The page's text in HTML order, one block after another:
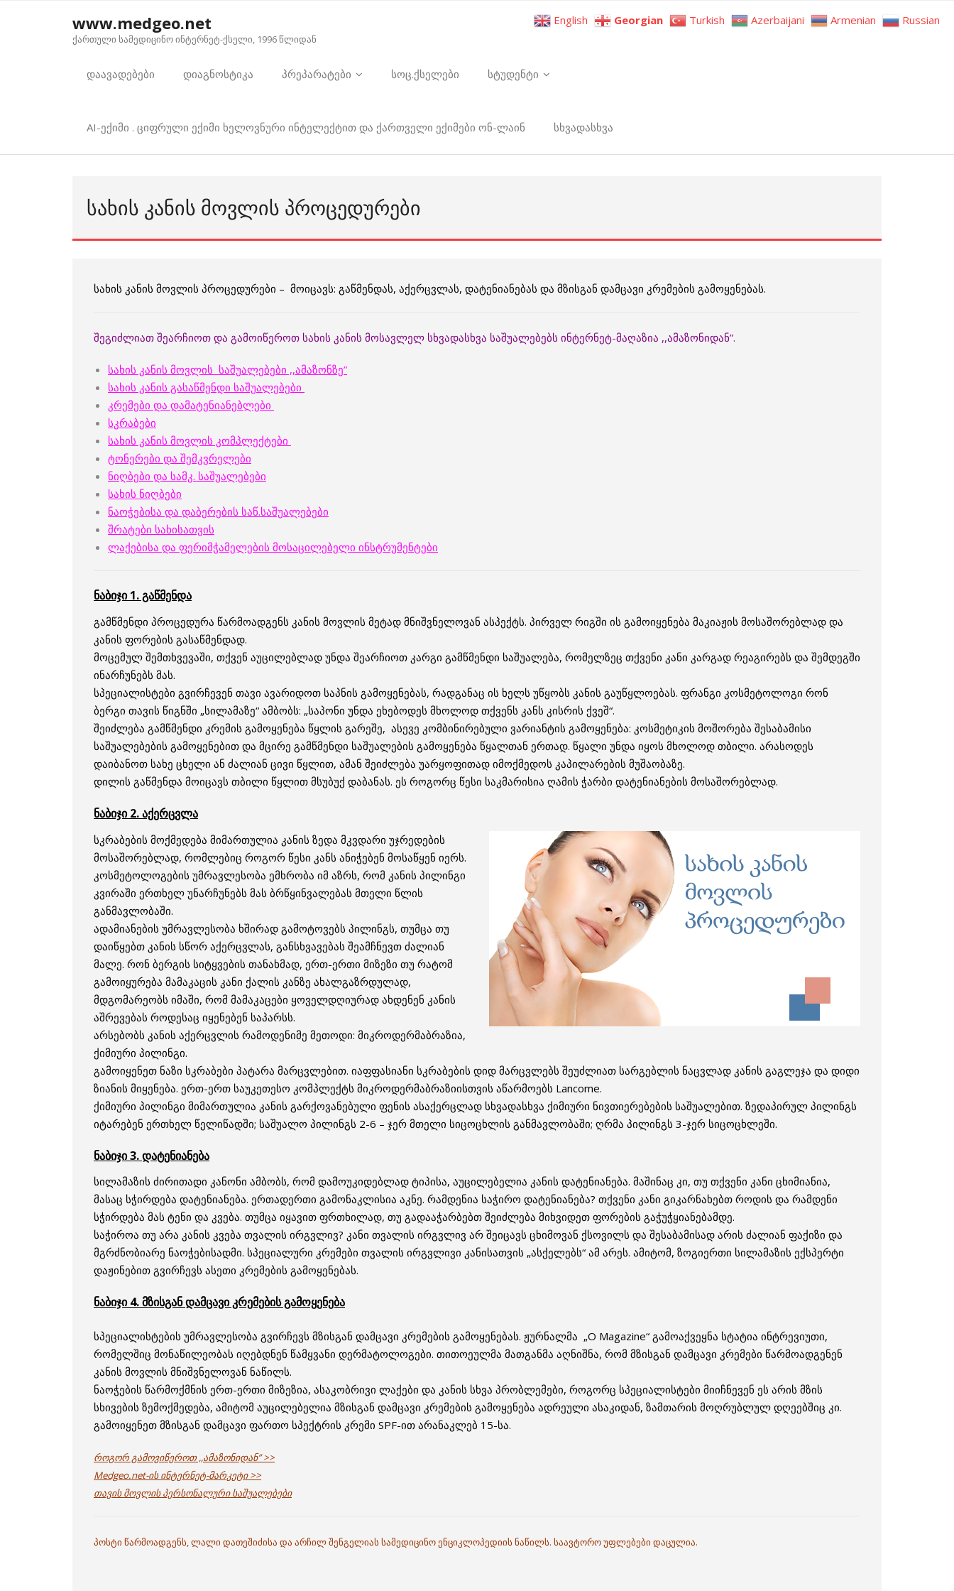
www.medgeo.net
ქართული სამედიცინო ინტერნეტ-ქსელი, 1996 წლიდან
დაავადებები დიაგნოსტიკა პრეპარატები სოც.ქსელები სტუდენტი
AI-ექიმი . ციფრული ექიმი ხელოვნური ინტელექტით და ქართველი ექიმები ონ-ლაინ სხვადასხვა
ᲡᲐᲮᲘᲡ ᲙᲐᲜᲘᲡ ᲛᲝᲕᲚᲘᲡ ᲞᲠᲝᲪᲔᲓᲣᲠᲔᲑᲘ
სახის კანის მოვლის პროცედურები – მოიცავს: გაწმენდას, აქერცვლას, დატენიანებას და მზისგან დამცავი კრემების გამოყენებას.
შეგიძლიათ შეარჩიოთ და გამოიწეროთ სახის კანის მოსავლელ სხვადასხვა საშუალებებს ინტერნეტ-მაღაზია ,,ამაზონიდან”.
სახის კანის მოვლის საშუალებები ,,ამაზონზე”
სახის კანის გასაწმენდი საშუალებები
კრემები და დამატენიანებლები
სკრაბები
სახის კანის მოვლის კომპლექტები
ტონერები და შემკვრელები
ნიღბები და სამკ. საშუალებები
სახის ნიღბები
ნაოჭებისა და დაბერების საწ.საშუალებები
შრატები სახისათვის
ლაქებისა და ფერიმჭამელების მოსაცილებელი ინსტრუმენტები
ნაბიჯი 1. გაწმენდა
გამწმენდი პროცედურა წარმოადგენს კანის მოვლის მეტად მნიშვნელოვან ასპექტს. პირველ რიგში ის გამოიყენება მაკიაჟის მოსაშორებლად და
კანის ფორების გასაწმენდად.
მოცემულ შემთხვევაში, თქვენ აუცილებლად უნდა შეარჩიოთ კარგი გამწმენდი საშუალება, რომელზეც თქვენი კანი კარგად რეაგირებს და შემდეგში
ინარჩუნებს მას.
სპეციალისტები გვირჩევენ თავი ავარიდოთ საპნის გამოყენებას, რადგანაც ის ხელს უწყობს კანის გაუწყლოებას. ფრანგი კოსმეტოლოგი რონ
ბერგი თავის წიგნში „სილამაზე“ ამბობს: „საპონი უნდა ეხებოდეს მხოლოდ თქვენს კანს კისრის ქვეშ“.
შეიძლება გამწმენდი კრემის გამოყენება წყლის გარეშე, ასევე კომბინირებული ვარიანტის გამოყენება: კოსმეტიკის მოშორება შესაბამისი
საშუალებების გამოყენებით და მცირე გამწმენდი საშუალების გამოყენება წყალთან ერთად. წყალი უნდა იყოს მხოლოდ თბილი. არასოდეს
დაიბანოთ სახე ცხელი ან ძალიან ცივი წყლით, ამან შეიძლება უარყოფითად იმოქმედოს კაპილარების მუშაობაზე.
დილის გაწმენდა მოიცავს თბილი წყლით მსუბუქ დაბანას. ეს როგორც წესი საკმარისია ღამის ჭარბი დატენიანების მოსაშორებლად.
ნაბიჯი 2. აქერცვლა
სკრაბების მოქმედება მიმართულია კანის ზედა მკვდარი უჯრედების
მოსაშორებლად, რომლებიც როგორ წესი კანს ანიჭებენ მოსაწყენ იერს.
კოსმეტოლოგების უმრავლესობა ემხრობა იმ აზრს, რომ კანის პილინგი
კვირაში ერთხელ უნარჩუნებს მას ბრწყინვალებას მთელი წლის
განმავლობაში.
ადამიანების უმრავლესობა ხშირად გამოტოვებს პილინგს, თუმცა თუ
დაიწყებთ კანის სწორ აქერცვლას, განსხვავებას შეამჩნევთ ძალიან
მალე. რონ ბერგის სიტყვების თანახმად, ერთ-ერთი მიზეზი თუ რატომ
გამოიყურება მამაკაცის კანი ქალის კანზე ახალგაზრდულად,
მდგომარეობს იმაში, რომ მამაკაცები ყოველდღიურად ახდენენ კანის
აშრევებას როდესაც იყენებენ საპარსს.
არსებობს კანის აქერცვლის რამოდენიმე მეთოდი: მიკროდერმაბრაზია,
ქიმიური პილინგი.
გამოიყენეთ ნაზი სკრაბები პატარა მარცვლებით. იაფფასიანი სკრაბების დიდ მარცვლებს შეუძლიათ სარგებლის ნაცვლად კანის გაგლეჯა და დიდი
ზიანის მიყენება. ერთ-ერთ საუკეთესო კომპლექტს მიკროდერმაბრაზიისთვის აწარმოებს Lancome.
ქიმიური პილინგი მიმართულია კანის გარქოვანებული ფენის ასაქერცლად სხვადასხვა ქიმიური ნივთიერებების საშუალებით. ზედაპირულ პილინგს
იტარებენ ერთხელ წელიწადში; საშუალო პილინგს 2-6 – ჯერ მთელი სიცოცხლის განმავლობაში; ღრმა პილინგს 3-ჯერ სიცოცხლეში.
ნაბიჯი 3. დატენიანება
სილამაზის ძირითადი კანონი ამბობს, რომ დამოუკიდებლად ტიპისა, აუცილებელია კანის დატენიანება. მაშინაც კი, თუ თქვენი კანი ცხიმიანია,
მასაც სჭირდება დატენიანება. ერთადერთი გამონაკლისია აკნე. რამდენია საჭირო დატენიანება? თქვენი კანი გიკარნახებთ როდის და რამდენი
სჭირდება მას ტენი და კვება. თუმცა იყავით ფრთხილად, თუ გადააჭარბებთ შეიძლება მიხვიდეთ ფორების გაჭუჭყიანებამდე.
საჭიროა თუ არა კანის კვება თვალის ირგვლივ? კანი თვალის ირგვლივ არ შეიცავს ცხიმოვან ქსოვილს და შესაბამისად არის ძალიან ფაქიზი და
მგრძნობიარე ნაოჭებისადმი. სპეციალური კრემები თვალის ირგვლივი კანისათვის „ასქელებს“ ამ არეს. ამიტომ, ზოგიერთი სილამაზის ექსპერტი
დაჟინებით გვირჩევს ასეთი კრემების გამოყენებას.
ნაბიჯი 4. მზისგან დამცავი კრემების გამოყენება
სპეციალისტების უმრავლესობა გვირჩევს მზისგან დამცავი კრემების გამოყენებას. ჟურნალმა „O Magazine“ გამოაქვეყნა სტატია ინტრევიუთი,
რომელშიც მონაწილეობას იღებდნენ წამყვანი დერმატოლოგები. თითოეულმა მათგანმა აღნიშნა, რომ მზისგან დამცავი კრემები წარმოადგენენ
კანის მოვლის მნიშვნელოვან ნაწილს.
ნაოჭების წარმოქმნის ერთ-ერთი მიზეზია, ასაკობრივი ლაქები და კანის სხვა პრობლემები, როგორც სპეციალისტები მიიჩნევენ ეს არის მზის
სხივების ზემოქმედება, ამიტომ აუცილებელია მზისგან დამცავი კრემების გამოყენება ადრეული ასაკიდან, ზამთარის მოღრუბლულ დღეებშიც კი.
გამოიყენეთ მზისგან დამცავი ფართო სპექტრის კრემი SPF-ით არანაკლებ 15-სა.
როგორ გამოვიწეროთ ,,ამაზონიდან” >>
Medgeo.net-ის ინტერნეტ-მარკეტი >>
თავის მოვლის პერსონალური საშუალებები
პოსტი წარმოადგენს, ლალი დათეშიძისა და არჩილ შენგელიას სამედიცინო ენციკლოპედიის ნაწილს. საავტორო უფლებები დაცულია.
English Georgian Turkish Azerbaijani Armenian Russian